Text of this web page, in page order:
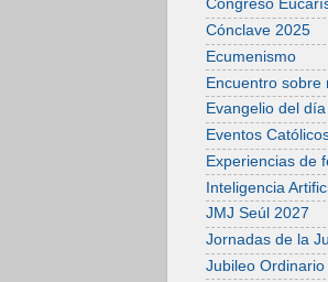
Congreso
Cónclave 2025
Ecumenismo
Encuentro sobre
Evangelio del día
Eventos
Experiencias de
Inteligencia
JMJ Seúl 2027
Jornadas de la
Jubileo